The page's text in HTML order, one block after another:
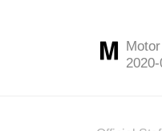
は2007
ト戦略の